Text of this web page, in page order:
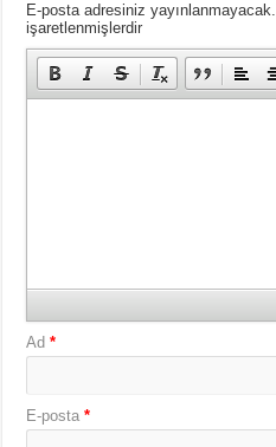
E-posta adresiniz yayınlanmayacak.
işaretlenmişlerdir
Ad*
E-posta*